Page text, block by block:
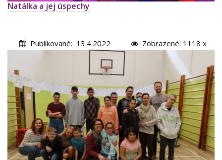
Natálka a jej úspechy
Publikované: 13.4.2022 Zobrazené: 1118 x